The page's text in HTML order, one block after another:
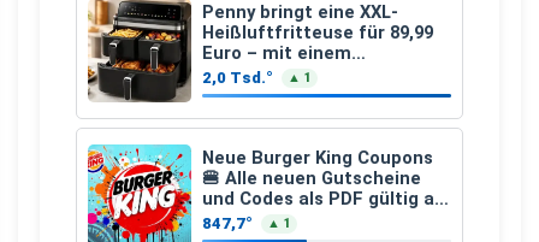
Penny bringt eine XXL-
Heißluftfritteuse für 89,99
Euro – mit einem
besonderen Vorteil
2,0 Tsd.° ▲ 1
Neue Burger King Coupons
🍔 Alle neuen Gutscheine
und Codes als PDF gültig ab
25.07.2026 bis 04.09.2026
847,7° ▲ 1